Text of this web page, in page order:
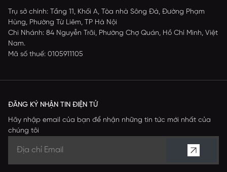
Trụ sở chính: Tầng 11, Khối A, Tòa nhà Sông Đà, Đường Phạm
Hùng, Phường Từ Liêm, TP Hà Nội
Chi Nhánh: 84 Nguyễn Trãi, Phường Chợ Quán, Hồ Chí Minh, Việt
Nam.
Mã số thuế: 0105911105
ĐĂNG KÝ NHẬN TIN ĐIỆN TỬ
Hãy nhập email của bạn để nhận những tin tức mới nhất của
chúng tôi